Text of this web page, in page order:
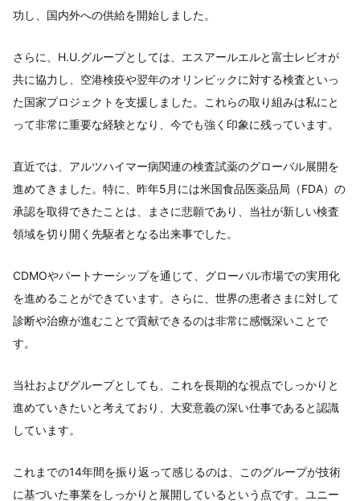
功し、国内外への供給を開始しました。
さらに、H.U.グループとしては、エスアールエルと富士レビオが
共に協力し、空港検疫や翌年のオリンピックに対する検査といっ
た国家プロジェクトを支援しました。これらの取り組みは私にと
って非常に重要な経験となり、今でも強く印象に残っています。
直近では、アルツハイマー病関連の検査試薬のグローバル展開を
進めてきました。特に、昨年5月には米国食品医薬品局（FDA）の
承認を取得できたことは、まさに悲願であり、当社が新しい検査
領域を切り開く先駆者となる出来事でした。
CDMOやパートナーシップを通じて、グローバル市場での実用化
を進めることができています。さらに、世界の患者さまに対して
診断や治療が進むことで貢献できるのは非常に感慨深いことで
す。
当社およびグループとしても、これを長期的な視点でしっかりと
進めていきたいと考えており、大変意義の深い仕事であると認識
しています。
これまでの14年間を振り返って感じるのは、このグループが技術
に基づいた事業をしっかりと展開しているという点です。ユニー